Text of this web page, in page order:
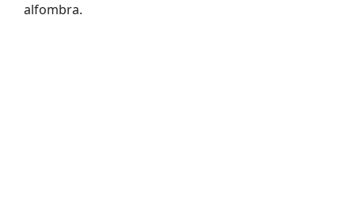
alfombra.